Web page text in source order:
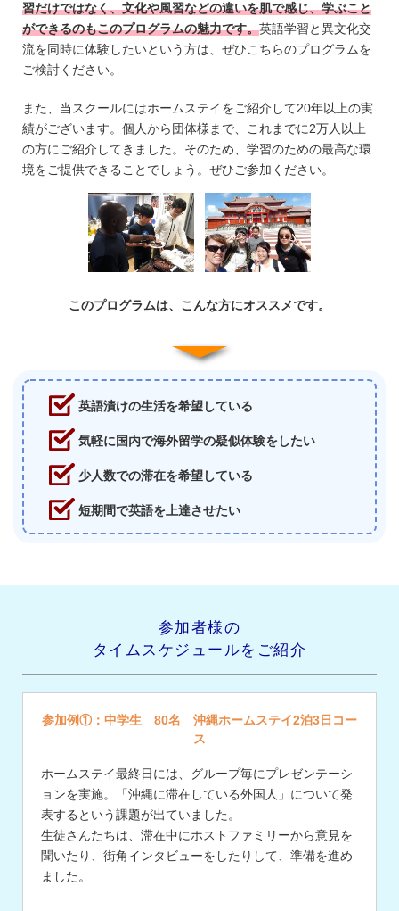
習だけではなく、文化や風習などの違いを肌で感じ、学ぶこと
ができるのもこのプログラムの魅力です。英語学習と異文化交
流を同時に体験したいという方は、ぜひこちらのプログラムを
ご検討ください。
また、当スクールにはホームステイをご紹介して20年以上の実
績がございます。個人から団体様まで、これまでに2万人以上
の方にご紹介してきました。そのため、学習のための最高な環
境をご提供できることでしょう。ぜひご参加ください。
このプログラムは、こんな方にオススメです。
英語漬けの生活を希望している
気軽に国内で海外留学の疑似体験をしたい
少人数での滞在を希望している
短期間で英語を上達させたい
参加者様の
タイムスケジュールをご紹介
参加例①：中学生 80名 沖縄ホームステイ2泊3日コー
ス
ホームステイ最終日には、グループ毎にプレゼンテーシ
ョンを実施。「沖縄に滞在している外国人」について発
表するという課題が出ていました。
生徒さんたちは、滞在中にホストファミリーから意見を
聞いたり、街角インタビューをしたりして、準備を進め
ました。